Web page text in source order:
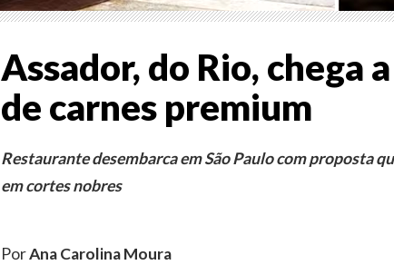
Assador, do Rio, chega
de carnes premium
Restaurante desembarca em São Paulo com proposta
em cortes nobres
PorAna Carolina Moura